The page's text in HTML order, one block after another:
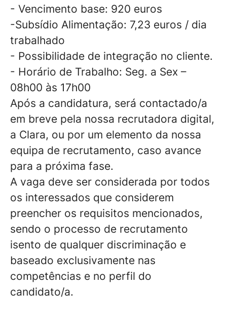
- Vencimento base: 920 euros
-Subsídio Alimentação: 7,23 euros / dia
trabalhado
- Possibilidade de integração no cliente.
- Horário de Trabalho: Seg. a Sex –
08h00 às 17h00
Após a candidatura, será contactado/a
em breve pela nossa recrutadora digital,
a Clara, ou por um elemento da nossa
equipa de recrutamento, caso avance
para a próxima fase.
A vaga deve ser considerada por todos
os interessados que considerem
preencher os requisitos mencionados,
sendo o processo de recrutamento
isento de qualquer discriminação e
baseado exclusivamente nas
competências e no perfil do
candidato/a.